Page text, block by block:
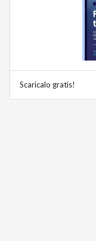
Scaricalo gratis!